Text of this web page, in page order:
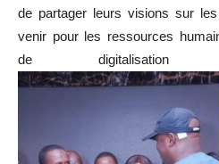
de partager leurs visions sur
venir pour les ressources
de digitalisation